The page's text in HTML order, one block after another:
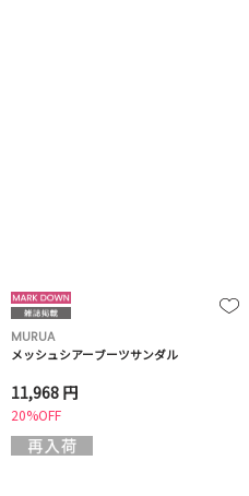
MURUA
メッシュシアーブーツサンダル
11,968 円
20%OFF